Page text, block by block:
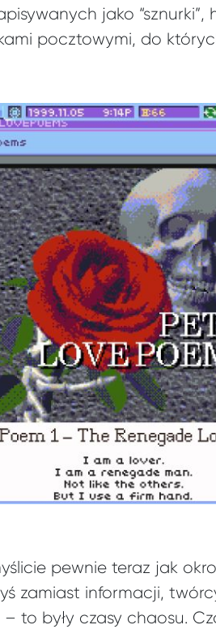
jako
pocztowymi, do
pewnie teraz jak
zamiast informacji,
to były czasy chaosu.